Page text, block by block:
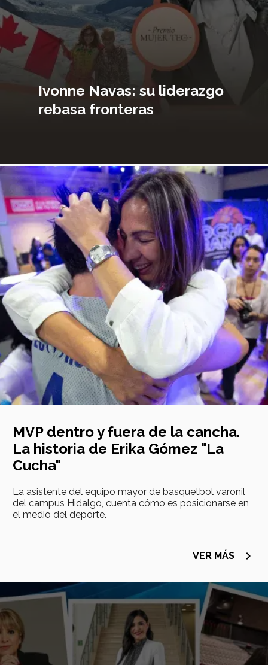
Ivonne Navas: su liderazgo
rebasa fronteras
MVP dentro y fuera de la cancha.
La historia de Erika Gómez "La
Cucha"
La asistente del equipo mayor de basquetbol varonil
del campus Hidalgo, cuenta cómo es posicionarse en
el medio del deporte.
VER MÁS navigate_next
principal